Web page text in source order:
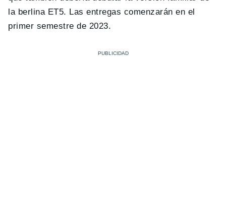
la berlina ET5. Las entregas comenzarán en el
primer semestre de 2023.